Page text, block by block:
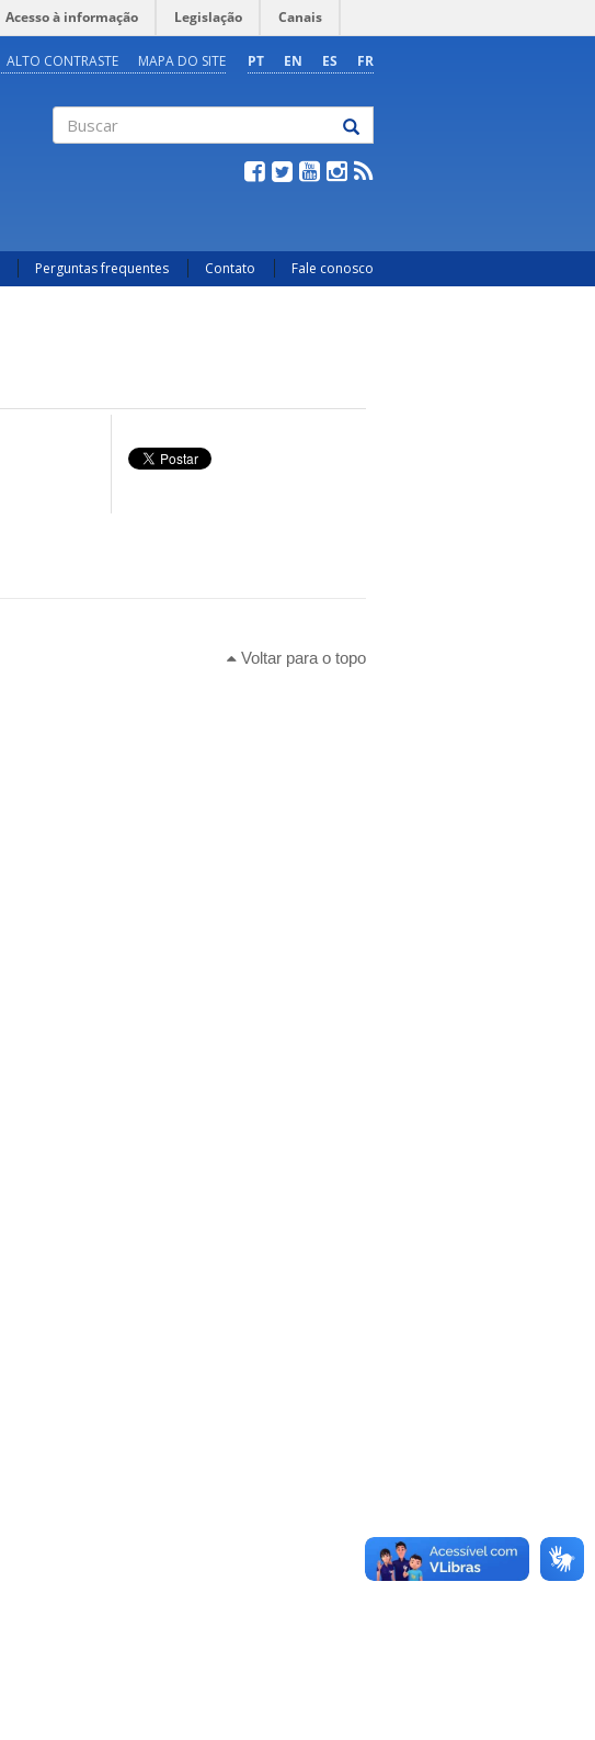
Acesso à informação Legislação Canais
PT EN ES FR
ALTO CONTRASTE MAPA DO SITE
Perguntas frequentes Contato Fale conosco
Voltar para o topo